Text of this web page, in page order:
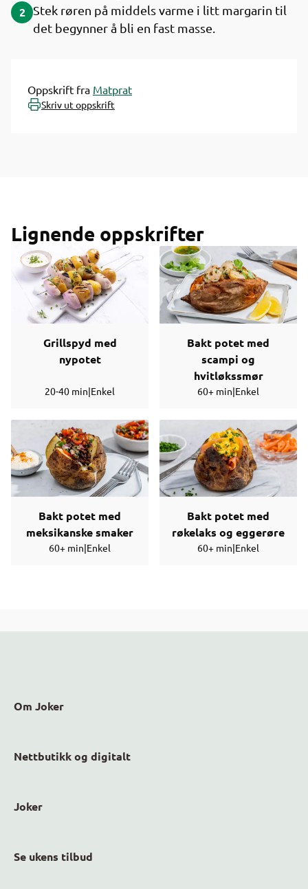
2 Stek røren på middels varme i litt margarin til
det begynner å bli en fast masse.
Oppskrift fra Matprat
Skriv ut oppskrift
Lignende oppskrifter
Grillspyd med
nypotet
20-40 min|Enkel
Bakt potet med
scampi og
hvitløkssmør
60+ min|Enkel
Bakt potet med
meksikanske smaker
60+ min|Enkel
Bakt potet med
røkelaks og eggerøre
60+ min|Enkel
Om Joker
Nettbutikk og digitalt
Joker
Se ukens tilbud